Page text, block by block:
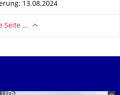
13.08.2024
Seite …